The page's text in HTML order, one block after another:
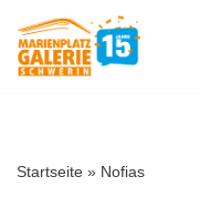
Zum
Startseite » Nofias